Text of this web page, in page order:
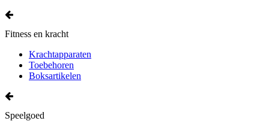
Fitness en kracht
Krachtapparaten
Toebehoren
Boksartikelen
Speelgoed